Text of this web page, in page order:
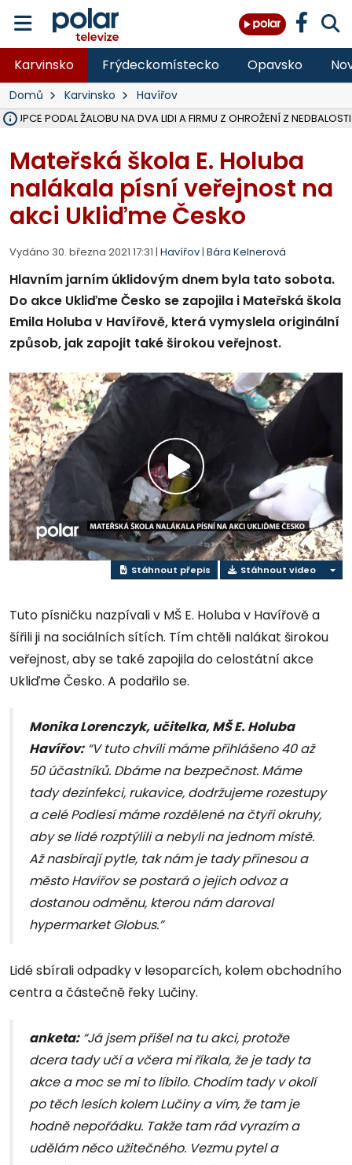
Karvinsko Frýdeckomístecko Opavsko
Domů Karvinsko Havířov
PODAL ŽALOBU NA DVA LIDI A FIRMU Z OHROŽENÍ Z NEDBALOSTI
Mateřská škola E. Holuba
nalákala písní veřejnost na
akci Ukliďme Česko
Vydáno 30. března 2021 17:31 | Havířov | Bára Kelnerová
Hlavním jarním úklidovým dnem byla tato sobota.
Do akce Ukliďme Česko se zapojila i Mateřská škola
Emila Holuba v Havířově, která vymyslela originální
způsob, jak zapojit také širokou veřejnost.
Přehrát
video
Stáhnout přepis Stáhnout video
Tuto písničku nazpívali v MŠ E. Holuba v Havířově a
šířili ji na sociálních sítích. Tím chtěli nalákat širokou
veřejnost, aby se také zapojila do celostátní akce
Ukliďme Česko. A podařilo se.
Monika Lorenczyk, učitelka, MŠ E. Holuba
Havířov:“V tuto chvíli máme přihlášeno 40 až
50 účastníků. Dbáme na bezpečnost. Máme
tady dezinfekci, rukavice, dodržujeme rozestupy
a celé Podlesí máme rozdělené na čtyři okruhy,
aby se lidé rozptýlili a nebyli na jednom místě.
Až nasbírají pytle, tak nám je tady přinesou a
město Havířov se postará o jejich odvoz a
dostanou odměnu, kterou nám daroval
hypermarket Globus.”
Lidé sbírali odpadky v lesoparcích, kolem obchodního
centra a částečně řeky Lučiny.
anketa:“Já jsem přišel na tu akci, protože
dcera tady učí a včera mi říkala, že je tady ta
akce a moc se mi to líbilo. Chodím tady v okolí
po těch lesích kolem Lučiny a vím, že tam je
hodně nepořádku. Takže tam rád vyrazím a
udělám něco užitečného. Vezmu pytel a